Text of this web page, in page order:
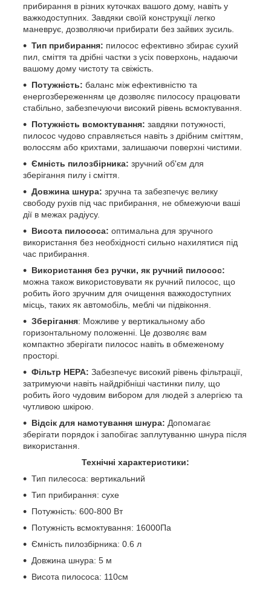
прибирання в різних куточках вашого дому, навіть у
важкодоступних. Завдяки своїй конструкції легко
маневрує, дозволяючи прибирати без зайвих зусиль.
Тип прибирання: пилосос ефективно збирає сухий
пил, сміття та дрібні частки з усіх поверхонь, надаючи
вашому дому чистоту та свіжість.
Потужність: баланс між ефективністю та
енергозбереженням це дозволяє пилососу працювати
стабільно, забезпечуючи високий рівень всмоктування.
Потужність всмоктування: завдяки потужності,
пилосос чудово справляється навіть з дрібним сміттям,
волоссям або крихтами, залишаючи поверхні чистими.
Ємність пилозбірника: зручний об'єм для
зберігання пилу і сміття.
Довжина шнура: зручна та забезпечує велику
свободу рухів під час прибирання, не обмежуючи ваші
дії в межах радіусу.
Висота пилососа: оптимальна для зручного
використання без необхідності сильно нахилятися під
час прибирання.
Використання без ручки, як ручний пилосос:
можна також використовувати як ручний пилосос, що
робить його зручним для очищення важкодоступних
місць, таких як автомобіль, меблі чи підвіконня.
Зберігання: Можливе у вертикальному або
горизонтальному положенні. Це дозволяє вам
компактно зберігати пилосос навіть в обмеженому
просторі.
Фільтр HEPA: Забезпечує високий рівень фільтрації,
затримуючи навіть найдрібніші частинки пилу, що
робить його чудовим вибором для людей з алергією та
чутливою шкірою.
Відсік для намотування шнура: Допомагає
зберігати порядок і запобігає заплутуванню шнура після
використання.
Технічні характеристики:
Тип пилесоса: вертикальний
Тип прибирання: сухе
Потужність: 600-800 Вт
Потужність всмоктування: 16000Па
Ємність пилозбірника: 0.6 л
Довжина шнура: 5 м
Висота пилососа: 110см